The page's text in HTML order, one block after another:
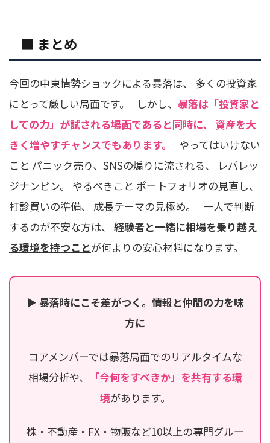
■ まとめ
今回の中東情勢ショックによる暴落は、 多くの投資家
にとって厳しい局面です。 しかし、 暴落は「投資家と
しての力」が試される場面であると同時に、 資産を大
きく増やすチャンスでもあります。
やってはいけない
こと パニック売り、SNSの煽りに流される、 レバレッ
ジナンピン。 やるべきこと ポートフォリオの見直し、
打診買いの準備、 成長テーマの見極め。 一人で判断
するのが不安な方は、 経験者と一緒に相場を乗り越え
る環境を持つことが何よりの安心材料になります。
▶ 暴落時にこそ差がつく。情報と仲間の力を味
方に
コアメンバーでは暴落局面でのリアルタイムな
相場分析や、
「今何をすべきか」を共有する環
境があります。
株・不動産・FX・物販など10以上の専門グルー